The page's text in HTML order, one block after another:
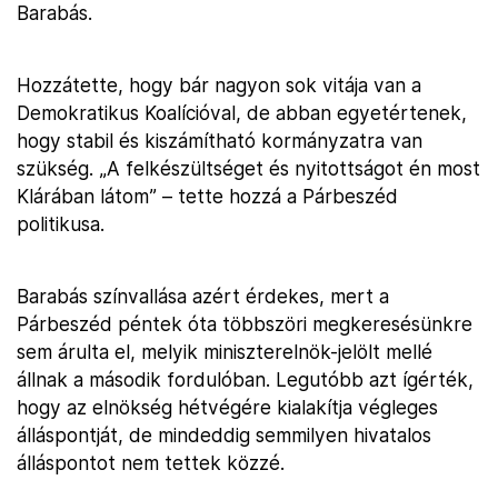
Barabás.
Hozzátette, hogy bár nagyon sok vitája van a
Demokratikus Koalícióval, de abban egyetértenek,
hogy stabil és kiszámítható kormányzatra van
szükség. „A felkészültséget és nyitottságot én most
Klárában látom” – tette hozzá a Párbeszéd
politikusa.
Barabás színvallása azért érdekes, mert a
Párbeszéd péntek óta többszöri megkeresésünkre
sem árulta el, melyik miniszterelnök-jelölt mellé
állnak a második fordulóban. Legutóbb azt ígérték,
hogy az elnökség hétvégére kialakítja végleges
álláspontját, de mindeddig semmilyen hivatalos
álláspontot nem tettek közzé.